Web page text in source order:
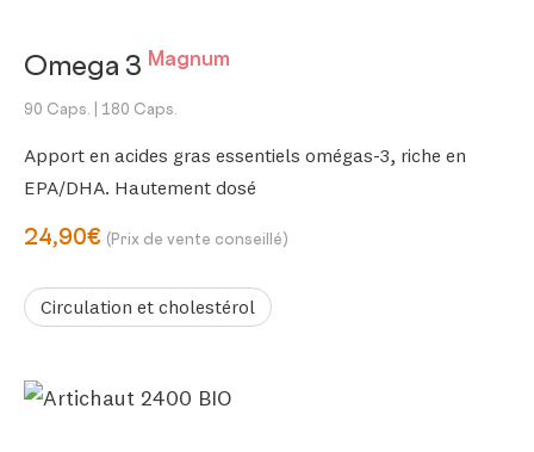
Omega 3 Magnum
90 Caps. | 180 Caps.
Apport en acides gras essentiels omégas-3, riche en
EPA/DHA. Hautement dosé
24,90€ (Prix de vente conseillé)
Circulation et cholestérol